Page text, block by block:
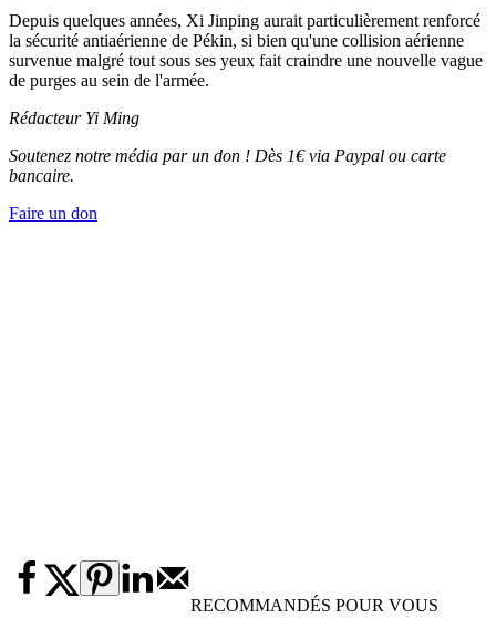
Depuis quelques années, Xi Jinping aurait particulièrement renforcé
la sécurité antiaérienne de Pékin, si bien qu'une collision aérienne
survenue malgré tout sous ses yeux fait craindre une nouvelle vague
de purges au sein de l'armée.
Rédacteur Yi Ming
Soutenez notre média par un don ! Dès 1€ via Paypal ou carte
bancaire.
Faire un don
RECOMMANDÉS POUR VOUS